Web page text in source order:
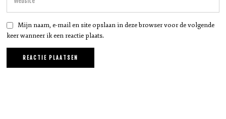
Mijn naam, e-mail en site opslaan in deze browser voor de volgende
keer wanneer ik een reactie plaats.